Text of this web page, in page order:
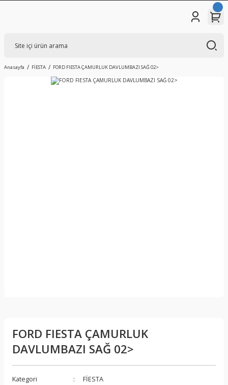
Anasayfa FİESTA FORD FIESTA ÇAMURLUK DAVLUMBAZI SAĞ 02>
FORD FIESTA ÇAMURLUK
DAVLUMBAZI SAĞ 02>
Kategori
FİESTA